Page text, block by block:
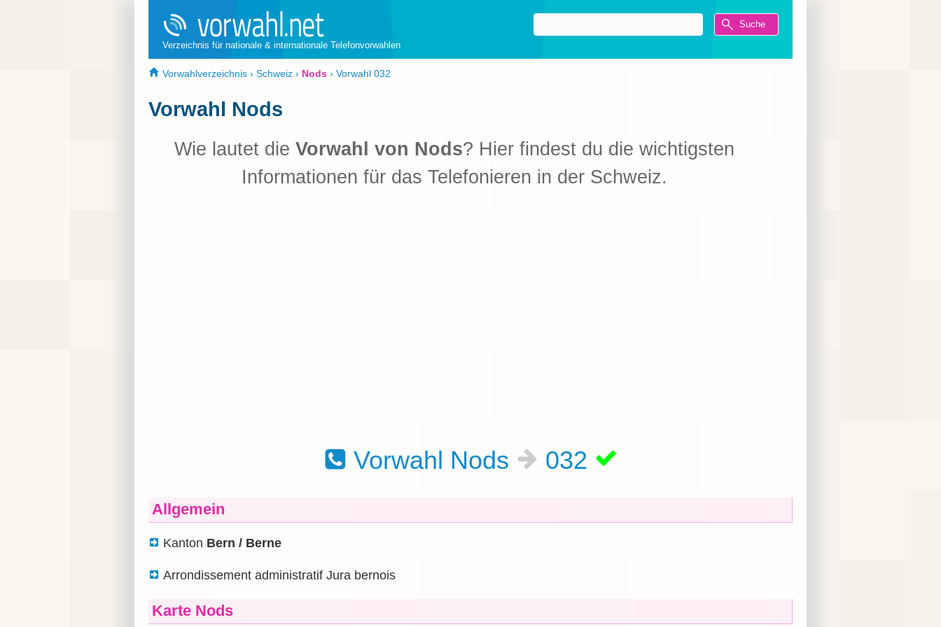
Verzeichnis für nationale & internationale Telefonvorwahlen
Vorwahlverzeichnis › Schweiz › Nods › Vorwahl 032
Vorwahl Nods
Wie lautet die Vorwahl von Nods? Hier findest du die wichtigsten
Informationen für das Telefonieren in der Schweiz.
Vorwahl Nods 032
Allgemein
Kanton Bern / Berne
Arrondissement administratif Jura bernois
Karte Nods